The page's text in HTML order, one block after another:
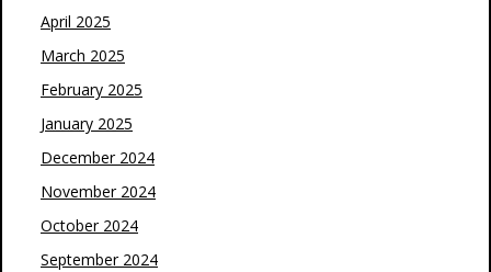
April 2025
March 2025
February 2025
January 2025
December 2024
November 2024
October 2024
September 2024